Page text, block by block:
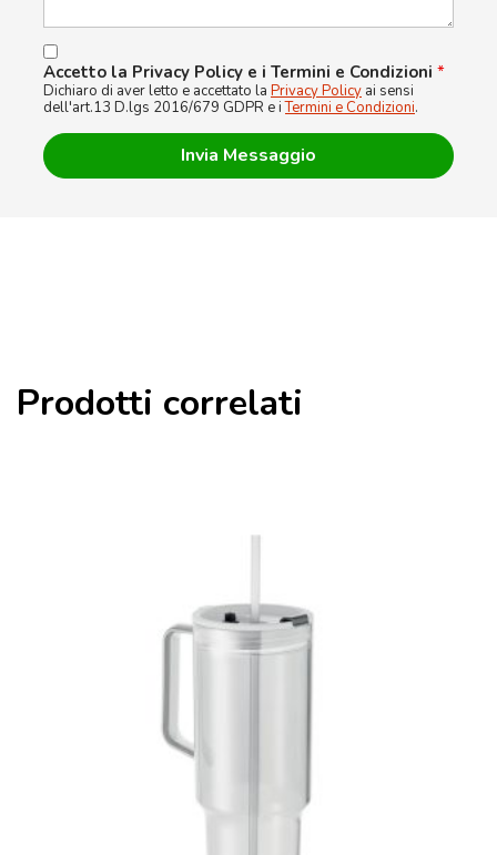
Accetto la Privacy Policy e i Termini e Condizioni *
Dichiaro di aver letto e accettato la Privacy Policy ai sensi
dell'art.13 D.lgs 2016/679 GDPR e iTermini e Condizioni.
Prodotti correlati